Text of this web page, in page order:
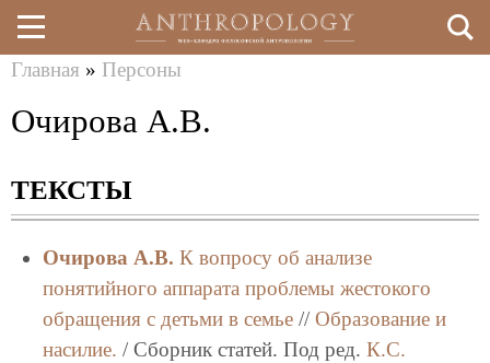
Перейти
к
содержанию
здесь
Главная » Персоны
Очирова А.В.
ТЕКСТЫ
Очирова А.В. К вопросу об анализе
понятийного аппарата проблемы жестокого
обращения с детьми в семье// Образование и
насилие. / Сборник статей. Под ред. К.С.